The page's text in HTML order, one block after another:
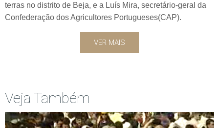
terras no distrito de Beja, e a Luís Mira, secretário-geral da
Confederação dos Agricultores Portugueses(CAP).
VER MAIS
Veja Também